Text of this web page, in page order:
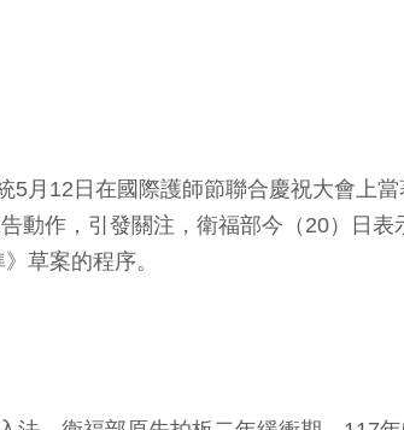
月12日在國際護師節聯合慶祝大會上
動作，引發關注，衛福部今（20）日
草案的程序。